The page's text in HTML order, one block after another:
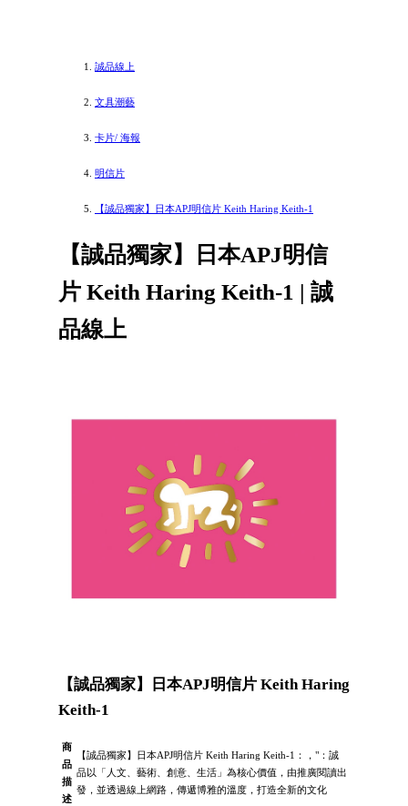
誠品線上
文具潮藝
卡片/ 海報
明信片
【誠品獨家】日本APJ明信片 Keith Haring Keith-1
【誠品獨家】日本APJ明信
片 Keith Haring Keith-1 | 誠
品線上
【誠品獨家】日本APJ明信片 Keith Haring
Keith-1
商
品
描
述
【誠品獨家】日本APJ明信片 Keith Haring Keith-1：，"：誠
品以「人文、藝術、創意、生活」為核心價值，由推廣閱讀出
發，並透過線上網路，傳遞博雅的溫度，打造全新的文化